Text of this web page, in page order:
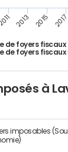
de foyers fiscaux
de foyers fiscaux
2013 2015 2017
à
imposables